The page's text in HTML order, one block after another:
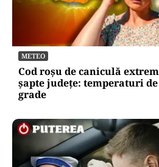
METEO
Cod roșu de caniculă
șapte județe: temperaturi de
grade